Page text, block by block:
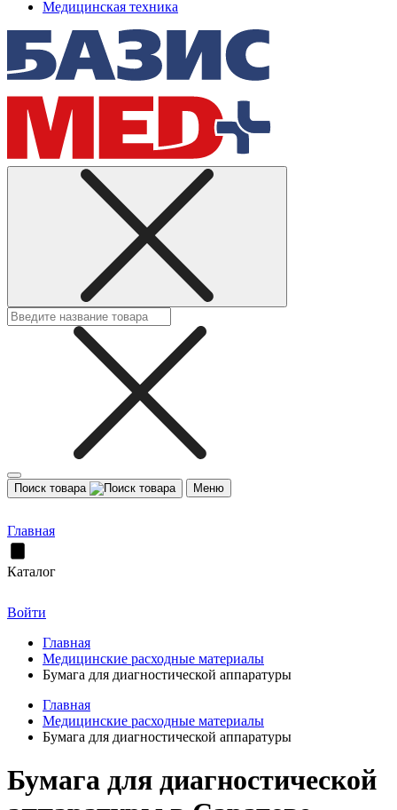
Медицинская техника
Поиск товара Меню
Главная
Каталог
Войти
Главная
Медицинские расходные материалы
Бумага для диагностической аппаратуры
Главная
Медицинские расходные материалы
Бумага для диагностической аппаратуры
Бумага для диагностической